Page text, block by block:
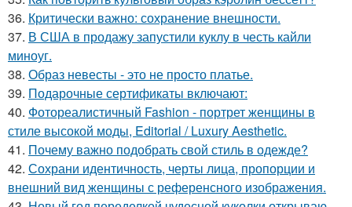
36. Критически важно: сохранение внешности.
37. В США в продажу запустили куклу в честь кайли
миноуг.
38. Образ невесты - это не просто платье.
39. Подарочные сертификаты включают:
40. Фотореалистичный Fashion - портрет женщины в
стиле высокой моды, Editorial / Luxury Aesthetic.
41. Почему важно подобрать свой стиль в одежде?
42. Сохрани идентичность, черты лица, пропорции и
внешний вид женщины с референсного изображения.